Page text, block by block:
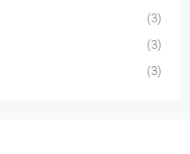
(3)
(3)
(3)